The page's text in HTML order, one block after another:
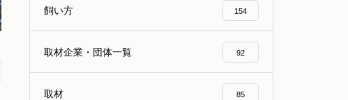
飼い方 154
取材企業・団体一覧 92
取材 85